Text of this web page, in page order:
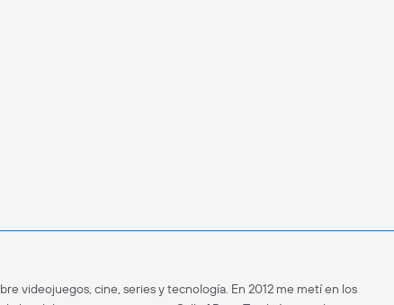
videojuegos, cine, series y tecnología. En 2012 me metí en los